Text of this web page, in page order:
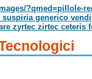
?qmed=pillole-
generico
zyrtec zirtec